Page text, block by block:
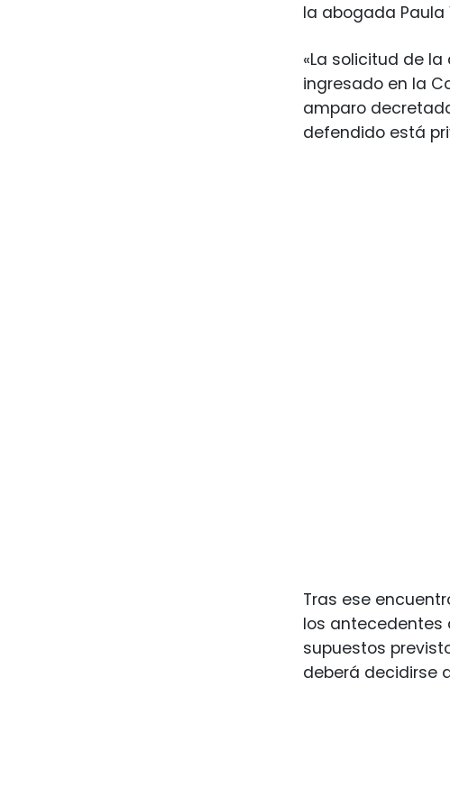
la abogada Paula
«La solicitud de
ingresado en la
amparo
defendido está
Tras ese
los antecedentes
supuestos
deberá decidirse